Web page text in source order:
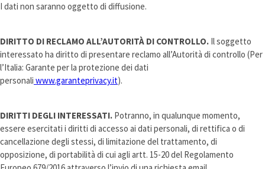
I dati non saranno oggetto di diffusione.
DIRITTO DI RECLAMO ALL’AUTORITÀ DI CONTROLLO. Il soggetto
interessato ha diritto di presentare reclamo all’Autorità di controllo (Per
l’Italia: Garante per la protezione dei dati
personali www.garanteprivacy.it).
DIRITTI DEGLI INTERESSATI. Potranno, in qualunque momento,
essere esercitati i diritti di accesso ai dati personali, di rettifica o di
cancellazione degli stessi, di limitazione del trattamento, di
opposizione, di portabilità di cui agli artt. 15-20 del Regolamento